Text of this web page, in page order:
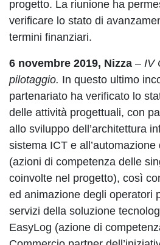
progetto. La riunione ha
verificare lo stato di
termini finanziari.
6 novembre 2019, Nizza – IV
pilotaggio. In questo ultimo
partenariato ha verificato lo
delle attività progettuali, con
allo sviluppo dell’architettura
sistema ICT e
(azioni di competenza delle
coinvolte nel progetto), così
ed animazione degli operatori
servizi della soluzione
EasyLog (azione di